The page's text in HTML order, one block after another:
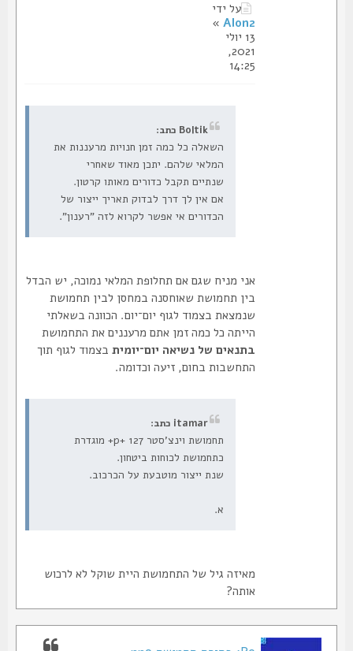
על ידי
Alon2
»
13 יולי
2021,
14:25
Boltik כתב:
השאלה כל כמה זמן חנויות מרעננות את
המלאי שלהם. יתכן מאוד שאחרי
שנתיים תקבל כדורים מאותו קרטון.
אם אין לך דרך לבדוק תאריך ייצור של
הכדורים אי אפשר לקרוא לזה "רענון".
אני מניח שגם אם תחלופת המלאי נמוכה, יש הבדל
בין תחמושת שאוחסנה במחסן לבין תחמושת
שנמצאת בצמוד לגוף יום־יום. הכוונה בשאלתי
הייתה כל כמה זמן אתם מרעננים את התחמושת
בתנאים של נשיאה יום־יומיתבצמוד לגוף תוך
התחשבות בחום, זיעה וכדומה.
itamar כתב:
תחמושת וינצ'סטר 127 +p+ מוגדרת
כתחמושת לכוחות ביטחון.
שנת ייצור מוטבעת על הכרכוב.
מאיזה גיל של התחמושת היית שוקל לא לרכוש
אותה?